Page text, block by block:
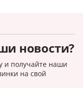
новости?
и получайте наши
на свой